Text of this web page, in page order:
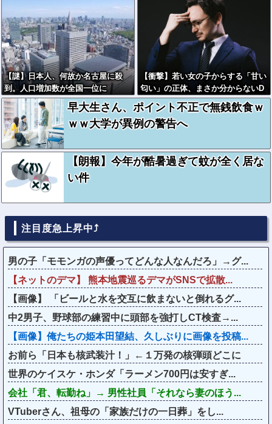
【謎】日本人、何故か名古屋に殺
到。人口増加数が全国一位に
【衝撃】若い女の子からする「甘い
匂い」の正体、まさか分からないD
Tなんておらんよな？よな？w w w
w w w w w w w w
早大生さん、ポイント不正で無銭飲食ｗ
ｗｗ大学が異例の警告へ
【朗報】今年が酷暑過ぎて蚊が全く居な
い件
注目度急上昇中⤴
男の子「モモンガの声優ってどんな人なんだろ」→グ...
【ネットのデマ】 熊本地震巡るデマがSNSで拡散...
【画像】 「ビールと水を交互に飲まないと倒れるグ...
中2男子、野球部の練習中に頭部を強打しCT検査→...
【画像】俺たちの姫本田望結、久しぶりに画像を投稿...
お前ら「日本も核武装汁！」←１万発の核弾頭どこに
世界のケイスケ・ホンダ「ラーメン700円は安すぎ...
会社「君、転勤ね」→ 男性社員「それなら妻のほう...
VTuberさん、祖母の「家族だけの一日葬」をし...